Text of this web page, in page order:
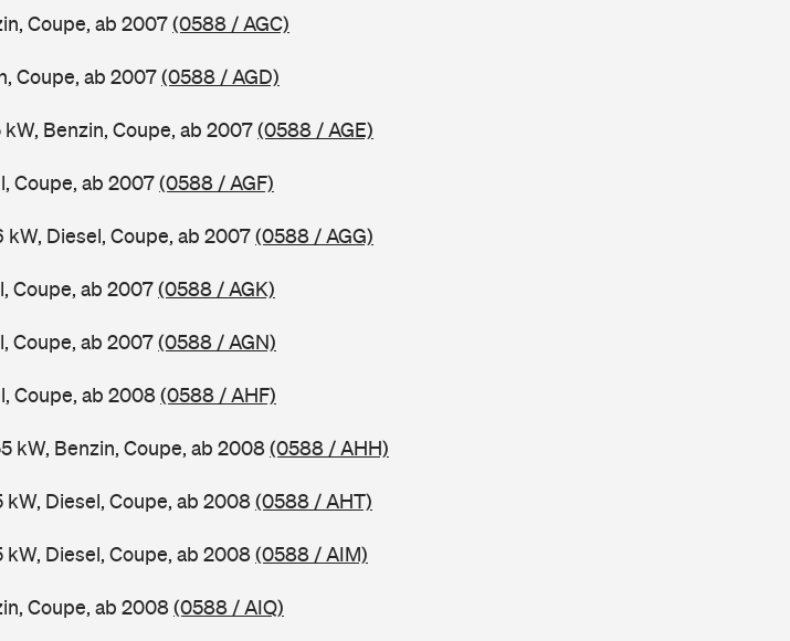
Coupe, ab 2007(0588 / AGC)
Coupe, ab 2007(0588 / AGD)
kW, Benzin, Coupe, ab 2007(0588 / AGE)
Coupe, ab 2007(0588 / AGF)
kW, Diesel, Coupe, ab 2007(0588 / AGG)
Coupe, ab 2007(0588 / AGK)
Coupe, ab 2007(0588 / AGN)
Coupe, ab 2008(0588 / AHF)
kW, Benzin, Coupe, ab 2008(0588 / AHH)
kW, Diesel, Coupe, ab 2008(0588 / AHT)
kW, Diesel, Coupe, ab 2008(0588 / AIM)
Coupe, ab 2008(0588 / AIQ)